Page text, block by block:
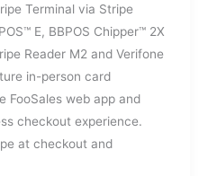
Terminal via Stripe
E, BBPOS Chipper™ 2X
Reader M2 and Verifone
in-person card
FooSales web app and
checkout experience.
at checkout and